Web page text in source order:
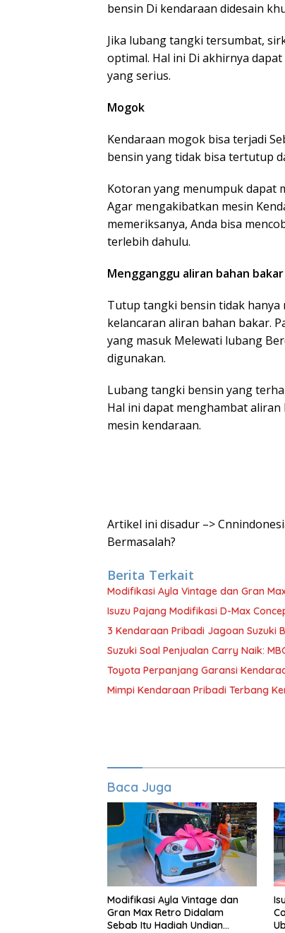
bensin Di kendaraan didesain
Jika lubang tangki tersumbat,
optimal. Hal ini Di akhirnya
yang serius.
Mogok
Kendaraan mogok bisa terjadi
bensin yang tidak bisa tertutup
Kotoran yang menumpuk dapat
Agar mengakibatkan mesin
memeriksanya, Anda bisa
terlebih dahulu.
Mengganggu aliran bahan bakar
Tutup tangki bensin tidak
kelancaran aliran bahan bakar.
yang masuk Melewati lubang
digunakan.
Lubang tangki bensin yang
Hal ini dapat menghambat
mesin kendaraan.
Artikel ini disadur –>
Bermasalah?
Berita Terkait
Modifikasi Ayla Vintage dan Gran
Isuzu Pajang Modifikasi D-Max
3 Kendaraan Pribadi Jagoan Suzuki
Suzuki Soal Penjualan Carry Naik:
Toyota Perpanjang Garansi
Mimpi Kendaraan Pribadi Terbang
Baca Juga
Modifikasi Ayla Vintage dan
Gran Max Retro Didalam
Sebab Itu Hadiah Undian